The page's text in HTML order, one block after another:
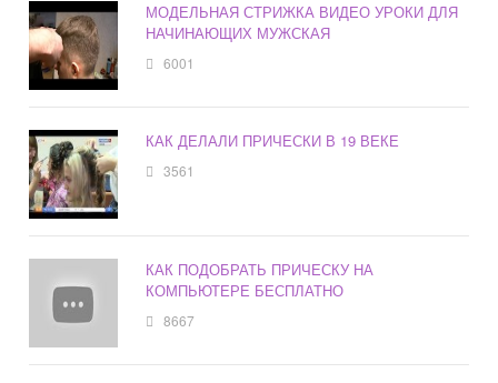
МОДЕЛЬНАЯ СТРИЖКА ВИДЕО УРОКИ ДЛЯ
НАЧИНАЮЩИХ МУЖСКАЯ
6001
КАК ДЕЛАЛИ ПРИЧЕСКИ В 19 ВЕКЕ
3561
КАК ПОДОБРАТЬ ПРИЧЕСКУ НА
КОМПЬЮТЕРЕ БЕСПЛАТНО
8667